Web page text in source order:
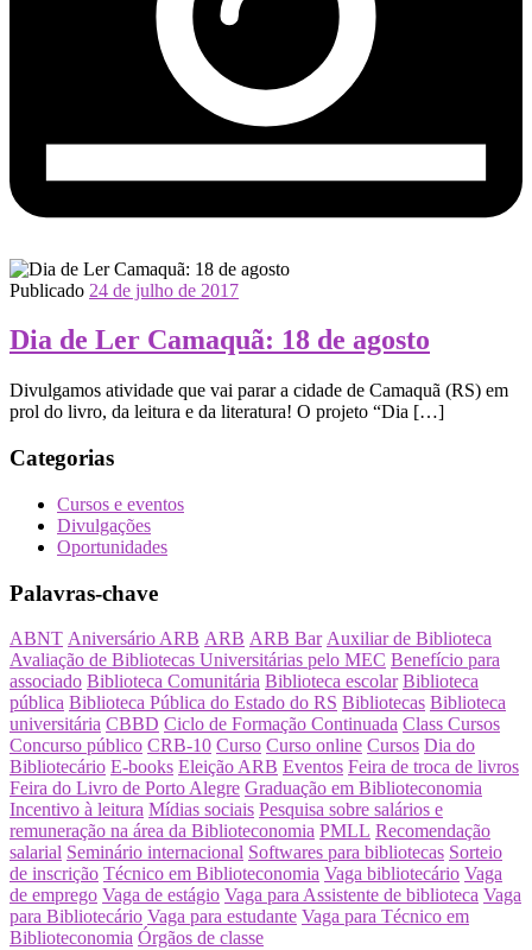
Publicado 24 de julho de 2017
Dia de Ler Camaquã: 18 de agosto
Divulgamos atividade que vai parar a cidade de Camaquã (RS) em
prol do livro, da leitura e da literatura! O projeto “Dia […]
Categorias
Cursos e eventos
Divulgações
Oportunidades
Palavras-chave
ABNT Aniversário ARB ARB ARB Bar Auxiliar de Biblioteca
Avaliação de Bibliotecas Universitárias pelo MEC Benefício para
associado Biblioteca Comunitária Biblioteca escolar Biblioteca
pública Biblioteca Pública do Estado do RS Bibliotecas Biblioteca
universitária CBBD Ciclo de Formação Continuada Class Cursos
Concurso público CRB-10 Curso Curso online Cursos Dia do
Bibliotecário E-books Eleição ARB Eventos Feira de troca de livros
Feira do Livro de Porto Alegre Graduação em Biblioteconomia
Incentivo à leitura Mídias sociais Pesquisa sobre salários e
remuneração na área da Biblioteconomia PMLL Recomendação
salarial Seminário internacional Softwares para bibliotecas Sorteio
de inscrição Técnico em Biblioteconomia Vaga bibliotecário Vaga
de emprego Vaga de estágio Vaga para Assistente de biblioteca Vaga
para Bibliotecário Vaga para estudante Vaga para Técnico em
Biblioteconomia Órgãos de classe